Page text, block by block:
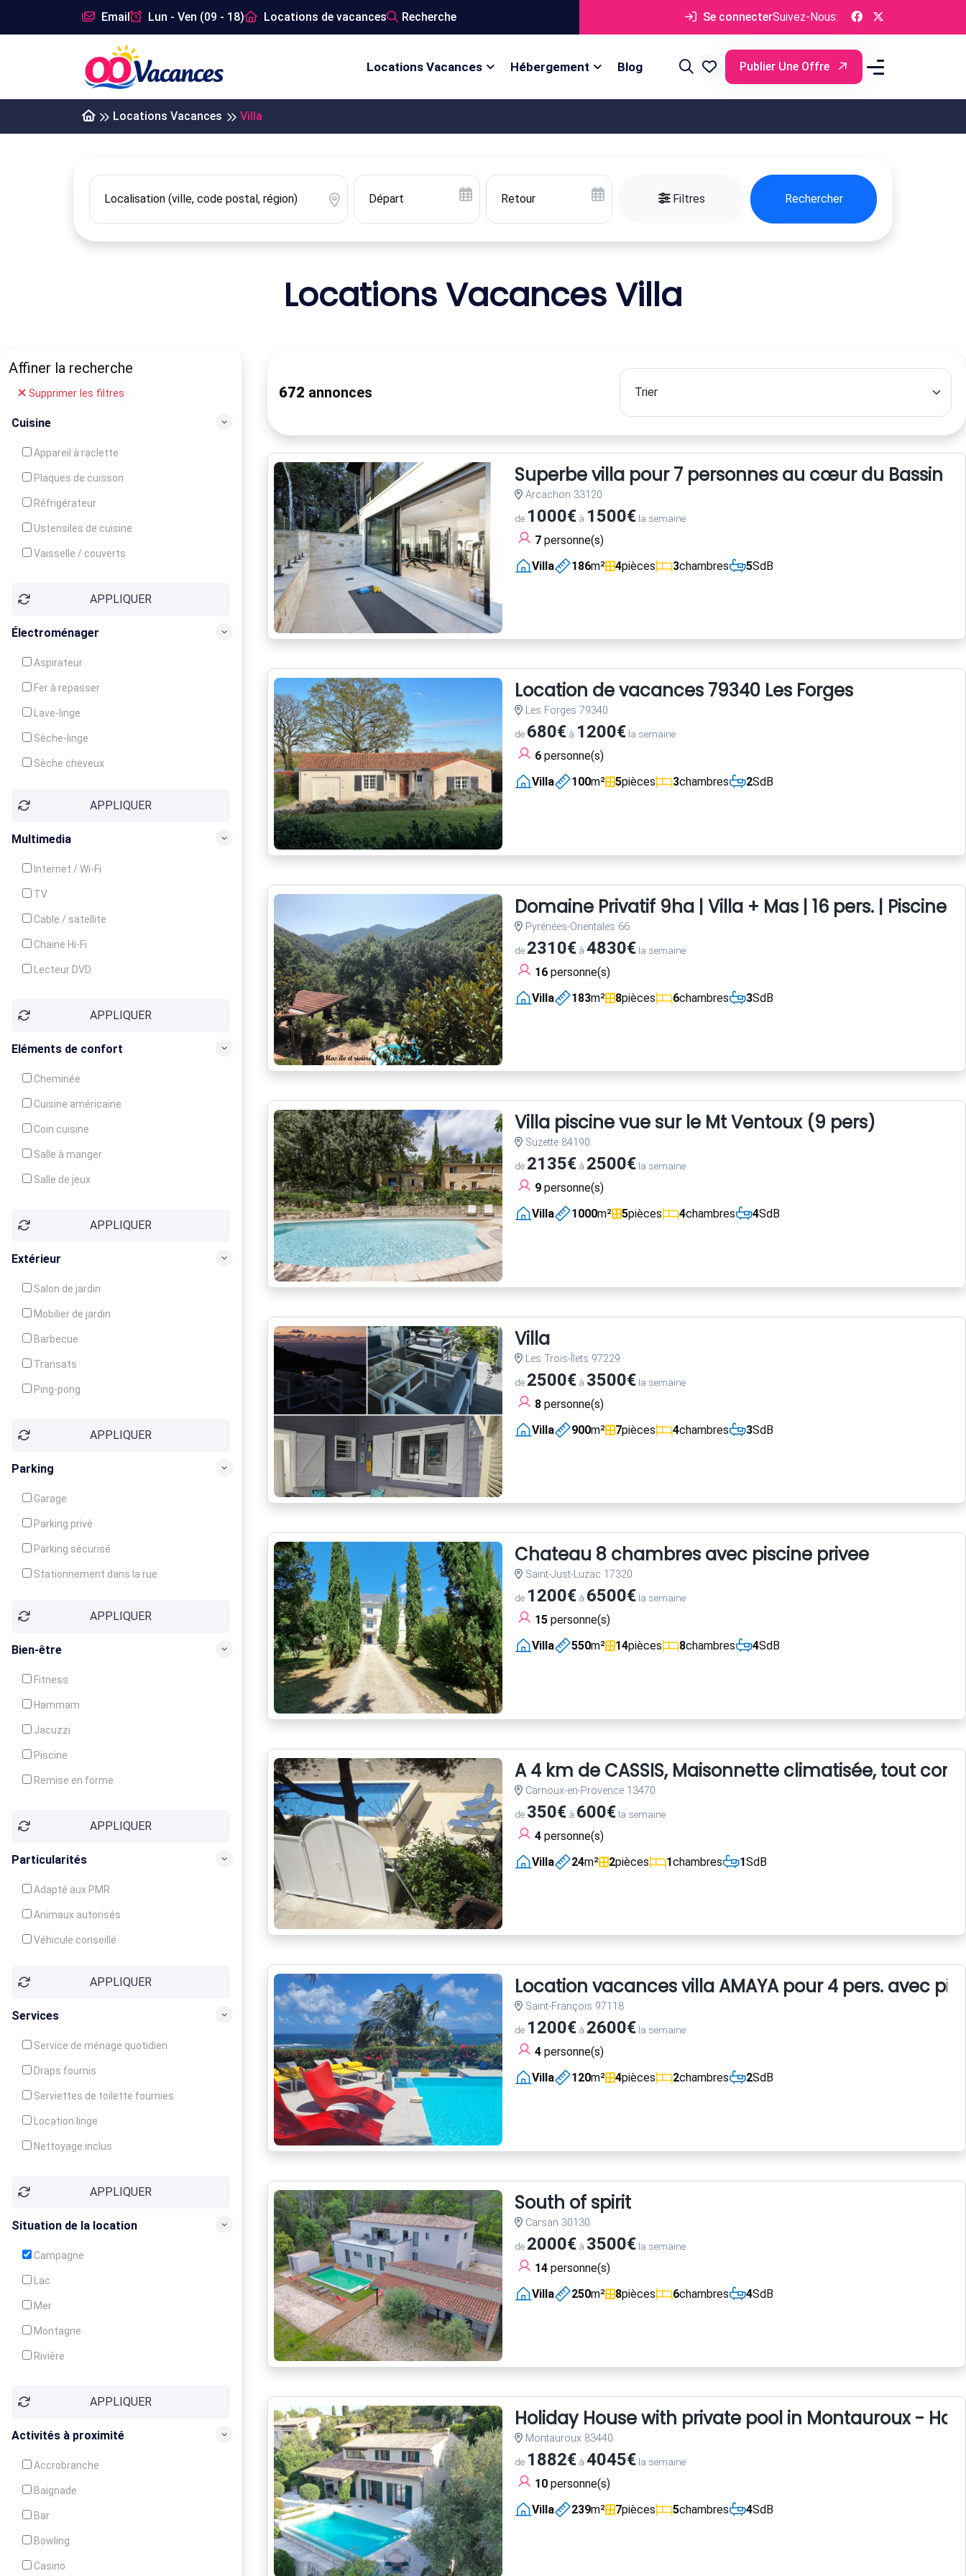
Email Lun - Ven (09 - 18) Locations de vacances Recherche Se connecterSuivez-Nous:
Locations Vacances Hébergement Blog Publier Une Offre
Locations Vacances Villa
Filtres Rechercher
Locations Vacances Villa
Affiner la recherche
Supprimer les filtres
Cuisine
Appareil à raclette
Plaques de cuisson
Réfrigérateur
Ustensiles de cuisine
Vaisselle / couverts
Congélateur
APPLIQUER
Électroménager
Aspirateur
Fer à repasser
Lave-linge
Sèche-linge
Sèche cheveux
APPLIQUER
Multimedia
Internet / Wi-Fi
TV
Cable / satellite
Chaine Hi-Fi
Lecteur DVD
APPLIQUER
Eléments de confort
Cheminée
Cuisine américaine
Coin cuisine
Salle à manger
Salle de jeux
Balcon / Terrasse
APPLIQUER
Extérieur
Salon de jardin
Mobilier de jardin
Barbecue
Transats
Ping-pong
Jeux d'enfantsAPPLIQUER
Parking
Garage
Parking privé
Parking sécurisé
Stationnement dans la rue
APPLIQUER
Bien-être
Fitness
Hammam
Jacuzzi
Piscine
Remise en forme
Soins du corpsAPPLIQUER
Particularités
Adapté aux PMR
Animaux autorisés
Véhicule conseillé
APPLIQUER
Services
Service de ménage quotidien
Draps fournis
Serviettes de toilette fournies
Location linge
Nettoyage inclus
Garde d'enfants
Crèche
APPLIQUER
Situation de la location
Campagne
Lac
Mer
Montagne
Rivière
APPLIQUER
Activités à proximité
Accrobranche
Baignade
Bar
Bowling
Casino
672 annonces
Superbe villa pour 7 personnes au cœur du Bassin
Arcachon 33120
de 1000€à 1500€la semaine
7personne(s)
Villa
186m² 4pièces 3chambres 5SdB
Location de vacances 79340 Les Forges
Les Forges 79340
de 680€à 1200€la semaine
6personne(s)
Villa
100m² 5pièces 3chambres 2SdB
Domaine Privatif 9ha | Villa + Mas | 16 pers. | Piscine
Pyrénées-Orientales 66
de 2310€à 4830€la semaine
16personne(s)
Villa
183m² 8pièces 6chambres 3SdB
Villa piscine vue sur le Mt Ventoux (9 pers)
Suzette 84190
de 2135€à 2500€la semaine
9personne(s)
Villa
1000m² 5pièces 4chambres 4SdB
Villa
Les Trois-Îlets 97229
de 2500€à 3500€la semaine
8personne(s)
Villa
900m² 7pièces 4chambres 3SdB
Chateau 8 chambres avec piscine privee
Saint-Just-Luzac 17320
de 1200€à 6500€la semaine
15personne(s)
Villa
550m² 14pièces 8chambres 4SdB
A 4 km de CASSIS, Maisonnette climatisée, tout
Carnoux-en-Provence 13470
de 350€à 600€la semaine
4personne(s)
Villa
24m² 2pièces 1chambres 1SdB
Location vacances villa AMAYA pour 4 pers. avec
Saint-François 97118
de 1200€à 2600€la semaine
4personne(s)
Villa
120m² 4pièces 2chambres 2SdB
South of spirit
Carsan 30130
de 2000€à 3500€la semaine
14personne(s)
Villa
250m² 8pièces 6chambres 4SdB
Holiday House with private pool in Montauroux -
Montauroux 83440
de 1882€à 4045€la semaine
10personne(s)
Villa
239m² 7pièces 5chambres 4SdB